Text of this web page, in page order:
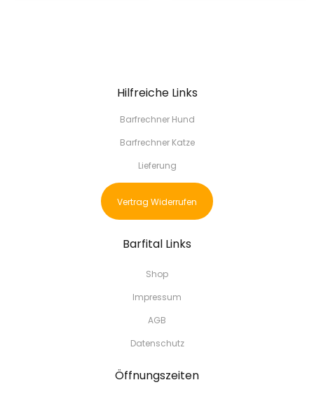
Hilfreiche Links
Barfrechner Hund
Barfrechner Katze
Lieferung
Vertrag Widerrufen
Barfital Links
Shop
Impressum
AGB
Datenschutz
Öffnungszeiten